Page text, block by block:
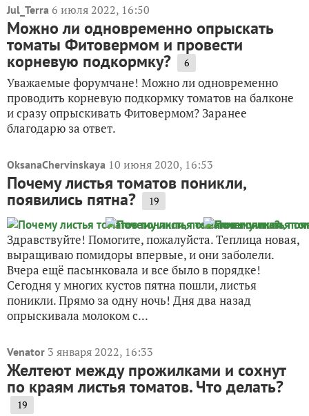
Jul_Terra 6 июля 2022, 16:50
Можно ли одновременно опрыскать
томаты Фитовермом и провести
корневую подкормку? 6
Уважаемые форумчане! Можно ли одновременно
проводить корневую подкормку томатов на балконе
и сразу опрыскивать Фитовермом? Заранее
благодарю за ответ.
OksanaChervinskaya 10 июня 2020, 16:53
Почему листья томатов поникли,
появились пятна? 19
Здравствуйте! Помогите, пожалуйста. Теплица новая,
выращиваю помидоры впервые, и они заболели.
Вчера ещё пасынковала и все было в порядке!
Сегодня у многих кустов пятна пошли, листья
поникли. Прямо за одну ночь! Дня два назад
опрыскивала молоком с...
Venator 3 января 2022, 16:33
Желтеют между прожилками и сохнут
по краям листья томатов. Что делать?
19